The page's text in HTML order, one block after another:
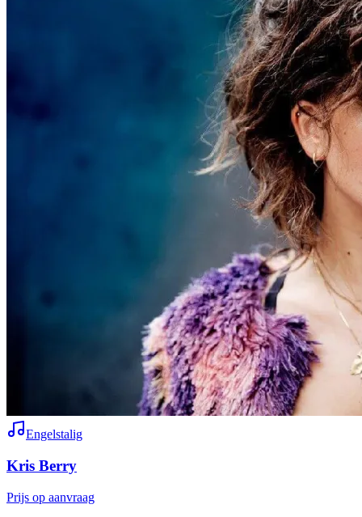
Engelstalig
Kris Berry
Prijs op aanvraag